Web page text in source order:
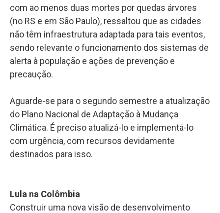
com ao menos duas mortes por quedas árvores
(no RS e em São Paulo), ressaltou que as cidades
não têm infraestrutura adaptada para tais eventos,
sendo relevante o funcionamento dos sistemas de
alerta à população e ações de prevenção e
precaução.
Aguarde-se para o segundo semestre a atualização
do Plano Nacional de Adaptação à Mudança
Climática. É preciso atualizá-lo e implementá-lo
com urgência, com recursos devidamente
destinados para isso.
Lula na Colômbia
Construir uma nova visão de desenvolvimento